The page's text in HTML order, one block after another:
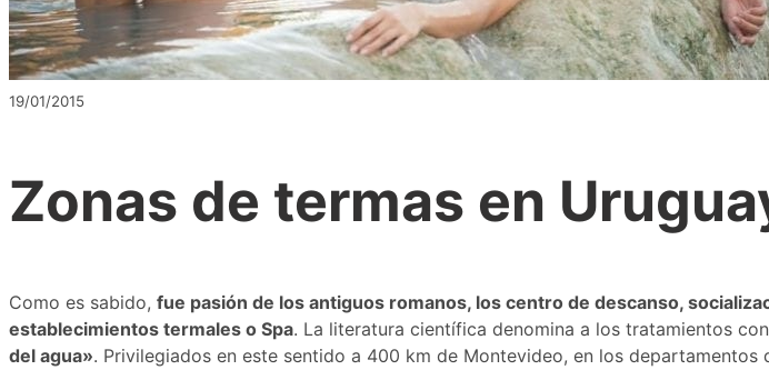
19/01/2015
Zonas de termas en
Como es sabido, fue pasión de los antiguos romanos, los centro de descanso,
establecimientos termales o Spa. La literatura científica denomina a los tratamientos
del agua». Privilegiados en este sentido a 400 km de Montevideo, en los